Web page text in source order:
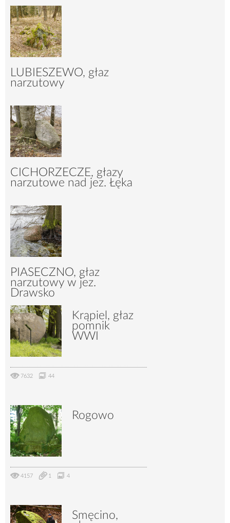
2587 30
LUBIESZEWO, głaz
narzutowy
2317 14
CICHORZECZE, głazy
narzutowe nad jez. Łęka
2074 31
PIASECZNO, głaz
narzutowy w jez.
Drawsko
2413 46
Krąpiel, głaz
pomnik
WWI
7632 44
Rogowo
4157 1 4
Smęcino,